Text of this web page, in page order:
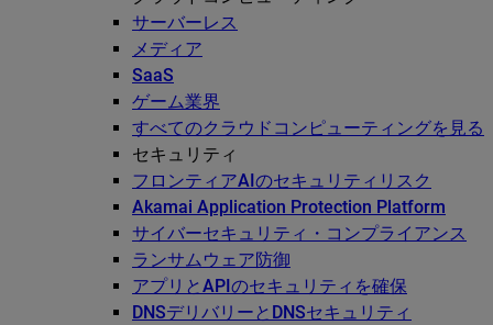
サーバーレス
メディア
SaaS
ゲーム業界
すべてのクラウドコンピューティングを見る
セキュリティ
フロンティアAIのセキュリティリスク
Akamai Application Protection Platform
サイバーセキュリティ・コンプライアンス
ランサムウェア防御
アプリとAPIのセキュリティを確保
DNSデリバリーとDNSセキュリティ